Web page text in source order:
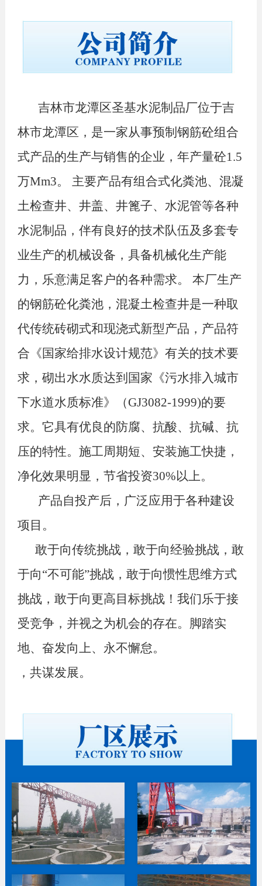
吉林市龙潭区圣基水泥制品厂位于吉
林市龙潭区，是一家从事预制钢筋砼组合
式产品的生产与销售的企业，年产量砼1.5
万Mm3。 主要产品有组合式化粪池、混凝
土检查井、井盖、井篦子、水泥管等各种
水泥制品，伴有良好的技术队伍及多套专
业生产的机械设备，具备机械化生产能
力，乐意满足客户的各种需求。 本厂生产
的钢筋砼化粪池，混凝土检查井是一种取
代传统砖砌式和现浇式新型产品，产品符
合《国家给排水设计规范》有关的技术要
求，砌出水水质达到国家《污水排入城市
下水道水质标准》（GJ3082-1999)的要
求。它具有优良的防腐、抗酸、抗碱、抗
压的特性。施工周期短、安装施工快捷，
净化效果明显，节省投资30%以上。
产品自投产后，广泛应用于各种建设
项目。
敢于向传统挑战，敢于向经验挑战，敢
于向“不可能”挑战，敢于向惯性思维方式
挑战，敢于向更高目标挑战！我们乐于接
受竞争，并视之为机会的存在。脚踏实
地、奋发向上、永不懈怠。
，共谋发展。